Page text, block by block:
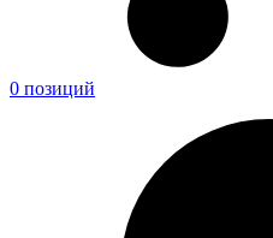
0 позиций